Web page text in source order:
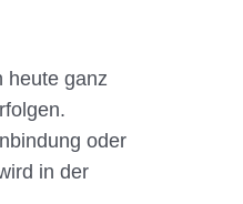
heute ganz
oder
in der